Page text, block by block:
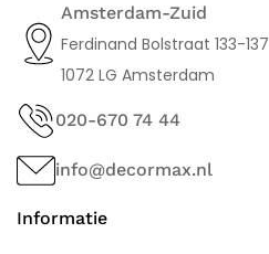
Informatie
Amsterdam-Zuid
Ferdinand Bolstraat 133-137
1072 LG Amsterdam
020-670 74 44
info@decormax.nl